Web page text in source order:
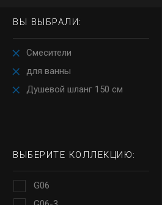
ВЫ ВЫБРАЛИ:
Смесители
для ванны
Душевой шланг 150 см
ВЫБЕРИТЕ КОЛЛЕКЦИЮ:
G06